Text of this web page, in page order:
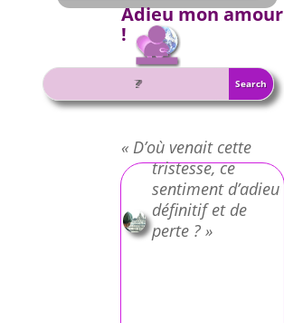
Adieu mon amour
!
« D’où venait cette
tristesse, ce
sentiment d’adieu
définitif et de
perte ? »